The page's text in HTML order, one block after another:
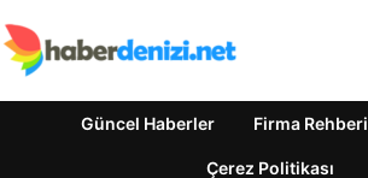
Güncel Haberler Firma Rehberi
Çerez Politikası